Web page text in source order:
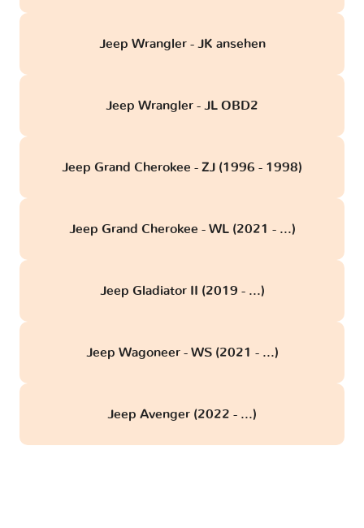
Jeep Wrangler - JK ansehen
Jeep Wrangler - JL OBD2
Jeep Grand Cherokee - ZJ (1996 - 1998)
Jeep Grand Cherokee - WL (2021 - ...)
Jeep Gladiator II (2019 - ...)
Jeep Wagoneer - WS (2021 - ...)
Jeep Avenger (2022 - ...)